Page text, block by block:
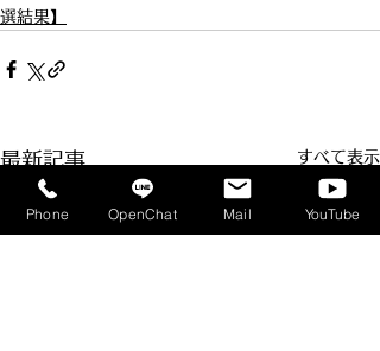
選結果】
最新記事 すべて表示
Phone OpenChat Mail YouTube